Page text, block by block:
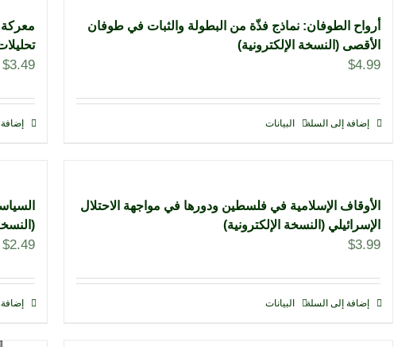
أرواح الطوفان: نماذج فذّة من البطولة والثبات في طوفان
الأقصى (النسخة الإلكترونية)
$4.99
إضافة إلى السلة البيانات
معركة
$3.49
الأوقاف الإسلامية في فلسطين ودورها في مواجهة الاحتلال
الإسرائيلي (النسخة الإلكترونية)
$3.99
إضافة إلى السلة البيانات
$2.49